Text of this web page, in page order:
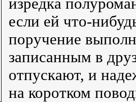
изредка
если ей что-
поручение
записанным в
отпускают, и
на коротком